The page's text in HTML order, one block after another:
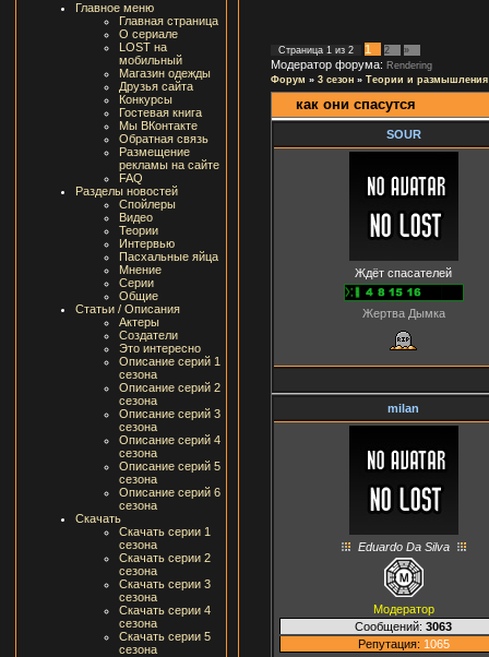
Главное меню
Главная страница
О сериале
LOST на
мобильный
Магазин одежды
Друзья сайта
Конкурсы
Гостевая книга
Мы ВКонтакте
Обратная связь
Размещение
рекламы на сайте
FAQ
Разделы новостей
Спойлеры
Видео
Теории
Интервью
Пасхальные яйца
Мнение
Серии
Общие
Статьи / Описания
Актеры
Создатели
Это интересно
Описание серий 1
сезона
Описание серий 2
сезона
Описание серий 3
сезона
Описание серий 4
сезона
Описание серий 5
сезона
Описание серий 6
сезона
Скачать
Скачать серии 1
сезона
Скачать серии 2
сезона
Скачать серии 3
сезона
Скачать серии 4
сезона
Скачать серии 5
сезона
Страница 1 из 2 1 2 »
Модератор форума: Rendering
Форум » 3 сезон » Теории и размышления
как они спасутся
SOUR
Ждёт спасателей
Жертва Дымка
milan
Eduardo Da Silva
Модератор
Сообщений: 3063
Репутация: 1065